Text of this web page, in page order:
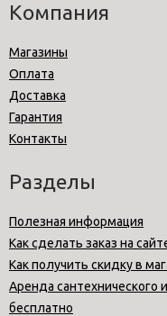
Компания
Магазины
Оплата
Доставка
Гарантия
Контакты
Разделы
Полезная информация
Как сделать заказ на
Как получить скидку в
Аренда сантехнического
бесплатно